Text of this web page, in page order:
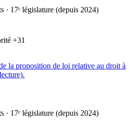
· 17ᵉ législature (depuis 2024)
+31
la proposition de loi relative au droit à
· 17ᵉ législature (depuis 2024)